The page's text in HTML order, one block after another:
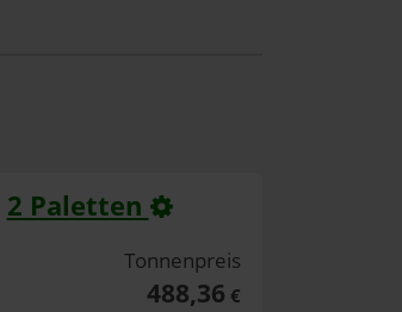
2 Paletten
Tonnenpreis
488,36 €